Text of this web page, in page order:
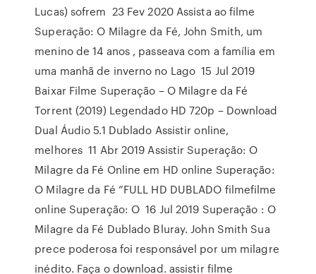
Lucas) sofrem 23 Fev 2020 Assista ao filme
Superação: O Milagre da Fé, John Smith, um
menino de 14 anos , passeava com a família em
uma manhã de inverno no Lago 15 Jul 2019
Baixar Filme Superação – O Milagre da Fé
Torrent (2019) Legendado HD 720p – Download
Dual Áudio 5.1 Dublado Assistir online,
melhores 11 Abr 2019 Assistir Superação: O
Milagre da Fé Online em HD online Superação:
O Milagre da Fé ”FULL HD DUBLADO filmefilme
online Superação: O 16 Jul 2019 Superação : O
Milagre da Fé Dublado Bluray. John Smith Sua
prece poderosa foi responsável por um milagre
inédito. Faça o download. assistir filme